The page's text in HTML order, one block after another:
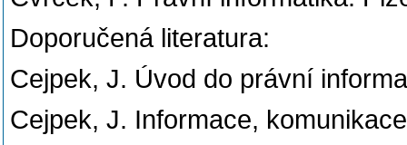
Doporučená literatura:
Cejpek, J. Úvod do právní
Cejpek, J. Informace,